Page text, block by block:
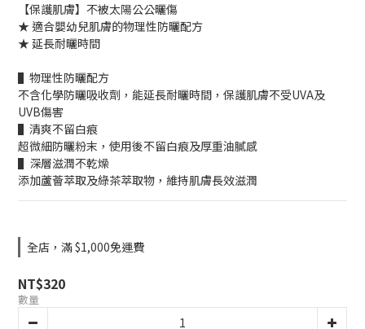
【保護肌膚】不被太陽公公曬傷
★ 適合嬰幼兒肌膚的物理性防曬配方
★ 延長耐曬時間
▌物理性防曬配方
不含化學防曬吸收劑，能延長耐曬時間，保護肌膚不受UVA及
UVB傷害
▌清爽不留白痕
超微細防曬粉末，使用後不留白痕及厚重油膩感
▌深層滋潤不乾燥
添加蘆薈萃取及綠茶萃取物，維持肌膚長效滋潤
全店，滿 $1,000免運費
NT$320
數量